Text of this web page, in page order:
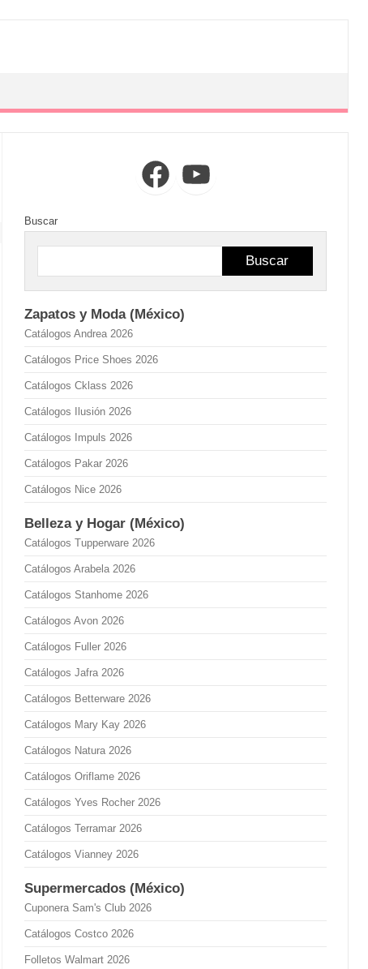
FacebookYouTube
Buscar
Buscar
Zapatos y Moda (México)
Catálogos Andrea 2026
Catálogos Price Shoes 2026
Catálogos Cklass 2026
Catálogos Ilusión 2026
Catálogos Impuls 2026
Catálogos Pakar 2026
Catálogos Nice 2026
Belleza y Hogar (México)
Catálogos Tupperware 2026
Catálogos Arabela 2026
Catálogos Stanhome 2026
Catálogos Avon 2026
Catálogos Fuller 2026
Catálogos Jafra 2026
Catálogos Betterware 2026
Catálogos Mary Kay 2026
Catálogos Natura 2026
Catálogos Oriflame 2026
Catálogos Yves Rocher 2026
Catálogos Terramar 2026
Catálogos Vianney 2026
Supermercados (México)
Cuponera Sam's Club 2026
Catálogos Costco 2026
Folletos Walmart 2026